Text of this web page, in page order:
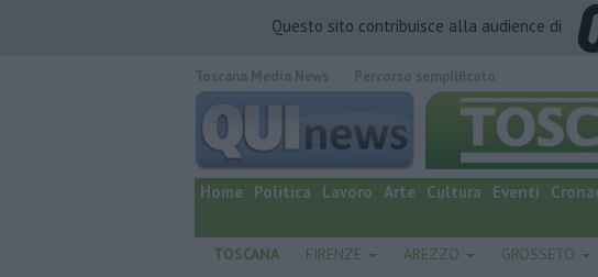
Questo sito contribuisce alla audience di
quotidiano online.
Home Politica Lavoro Arte Cultura Eventi
TOSCANA FIRENZE AREZZO GROSSETO